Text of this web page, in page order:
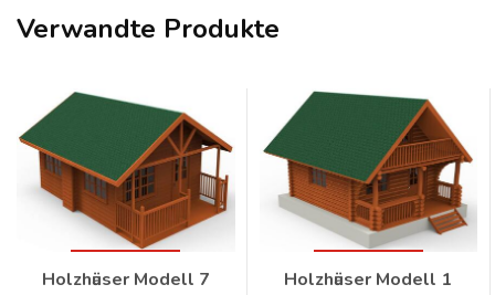
Verwandte Produkte
Holzhӓuser Modell 7 Holzhӓuser Modell 1